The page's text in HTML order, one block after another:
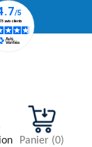
Panier (0)